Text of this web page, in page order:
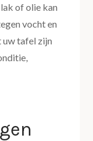
of olie kan
vocht en
uw tafel zijn